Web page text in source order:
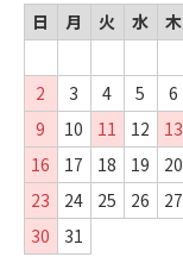
日 月 火 水 木
2
3 4 5 6
9
10 11 12 13
16
17 18 19 20
23
24 25 26 27
30
31